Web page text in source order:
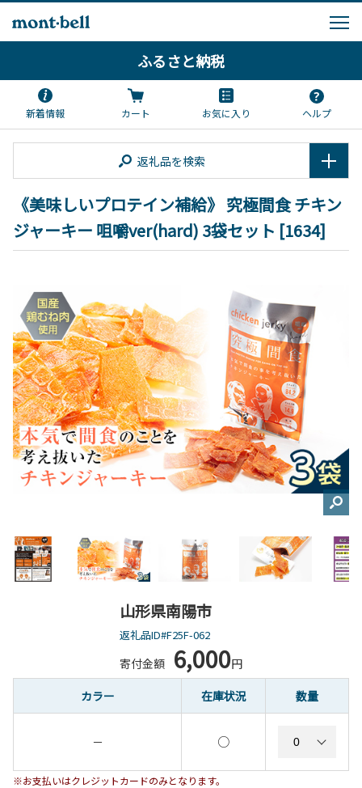
ふるさと納税
新着情報 カート お気に入り ヘルプ
返礼品を検索
《美味しいプロテイン補給》 究極間食 チキン
ジャーキー 咀嚼ver(hard) 3袋セット [1634]
山形県南陽市
返礼品ID#F25F-062
寄付金額 6,000円
カラー
在庫状況 数量
－ ○
※お支払いはクレジットカードのみとなります。